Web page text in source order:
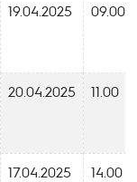
19.04.2025 09.00
20.04.2025 11.00
17.04.2025 14.00